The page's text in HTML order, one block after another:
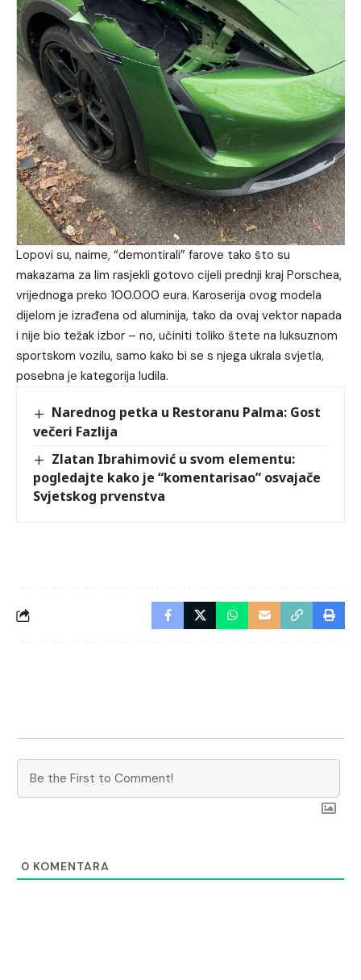
Lopovi su, naime, “demontirali” farove tako što su
makazama za lim rasjekli gotovo cijeli prednji kraj Porschea,
vrijednoga preko 100.000 eura. Karoserija ovog modela
dijelom je izrađena od aluminija, tako da ovaj vektor napada
i nije bio težak izbor – no, učiniti toliko štete na luksuznom
sportskom vozilu, samo kako bi se s njega ukrala svjetla,
posebna je kategorija ludila.
Narednog petka u Restoranu Palma: Gost
večeri Fazlija
Zlatan Ibrahimović u svom elementu:
pogledajte kako je “komentarisao” osvajače
Svjetskog prvenstva
0 KOMENTARA